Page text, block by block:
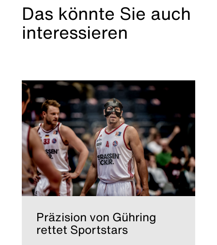
Das könnte Sie auch
interessieren
Präzision von Gühring
rettet Sportstars